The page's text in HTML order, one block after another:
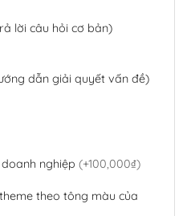
lời câu hỏi cơ bản)
dẫn giải quyết vấn đề)
nghiệp (+100,000₫)
theo tông màu của